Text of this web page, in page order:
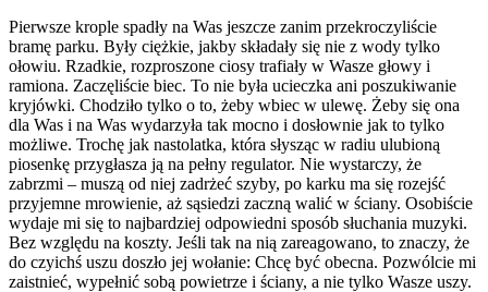
Pierwsze krople spadły na Was jeszcze zanim przekroczyliście
bramę parku. Były ciężkie, jakby składały się nie z wody tylko
ołowiu. Rzadkie, rozproszone ciosy trafiały w Wasze głowy i
ramiona. Zaczęliście biec. To nie była ucieczka ani poszukiwanie
kryjówki. Chodziło tylko o to, żeby wbiec w ulewę. Żeby się ona
dla Was i na Was wydarzyła tak mocno i dosłownie jak to tylko
możliwe. Trochę jak nastolatka, która słysząc w radiu ulubioną
piosenkę przygłasza ją na pełny regulator. Nie wystarczy, że
zabrzmi – muszą od niej zadrżeć szyby, po karku ma się rozejść
przyjemne mrowienie, aż sąsiedzi zaczną walić w ściany. Osobiście
wydaje mi się to najbardziej odpowiedni sposób słuchania muzyki.
Bez względu na koszty. Jeśli tak na nią zareagowano, to znaczy, że
do czyichś uszu doszło jej wołanie: Chcę być obecna. Pozwólcie mi
zaistnieć, wypełnić sobą powietrze i ściany, a nie tylko Wasze uszy.